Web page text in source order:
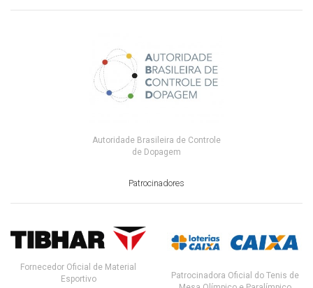
Autoridade Brasileira de Controle
de Dopagem
Patrocinadores
Fornecedor Oficial de Material
Esportivo
Patrocinadora Oficial do Tenis de